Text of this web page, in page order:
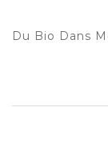
Du Bio Dans